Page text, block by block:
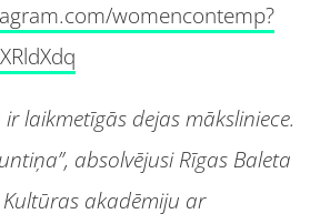
womencontemp?
laikmetīgās dejas māksliniece.
absolvējusi Rīgas Baleta
akadēmiju ar